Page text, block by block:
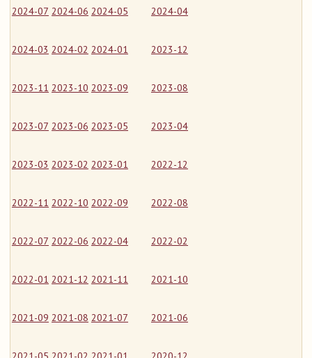
2024-07 2024-06 2024-05 2024-04
2024-03 2024-02 2024-01 2023-12
2023-11 2023-10 2023-09 2023-08
2023-07 2023-06 2023-05 2023-04
2023-03 2023-02 2023-01 2022-12
2022-11 2022-10 2022-09 2022-08
2022-07 2022-06 2022-04 2022-02
2022-01 2021-12 2021-11 2021-10
2021-09 2021-08 2021-07 2021-06